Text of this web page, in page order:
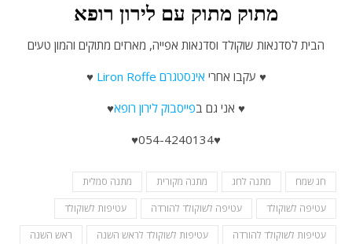
מתוק מתוק עם לירון רופא
הבית לסדנאות שוקולד וסדנאות אפייה, מארזים מתוקים והמון טעים
♥ עקבו אחרי אינסטגרם Liron Roffe
♥
♥ אני גם בפייסבוק לירון רופא♥
♥054-4240134♥
חג שמח מתנה לחג מתנה מקורית
מתנה סמלית
עטיפה לשוקולד
עטיפה לשוקולד להורדה
עטיפות לשוקולד
עטיפות לשוקולד להורדה
עטיפות לשוקולד לראש השנה
ראש השנה